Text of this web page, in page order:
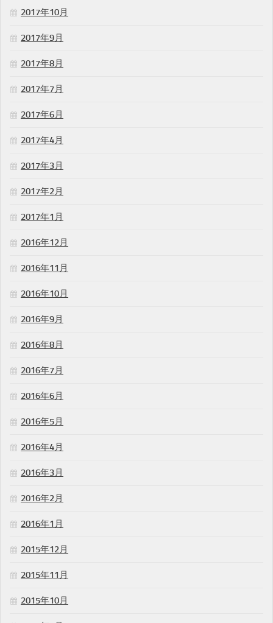
2017年10月
2017年9月
2017年8月
2017年7月
2017年6月
2017年4月
2017年3月
2017年2月
2017年1月
2016年12月
2016年11月
2016年10月
2016年9月
2016年8月
2016年7月
2016年6月
2016年5月
2016年4月
2016年3月
2016年2月
2016年1月
2015年12月
2015年11月
2015年10月